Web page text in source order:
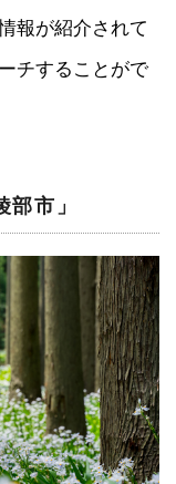
報が紹介されて
チすることがで
市」